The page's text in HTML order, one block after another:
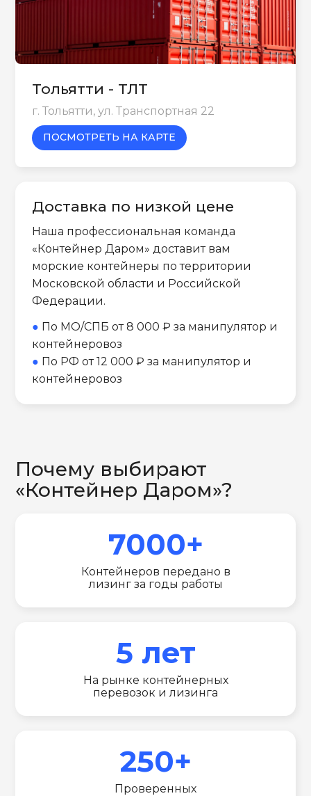
Тольятти - ТЛТ
г. Тольятти, ул. Транспортная 22
ПОСМОТРЕТЬ НА КАРТЕ
Доставка по низкой цене
Наша профессиональная команда
«Контейнер Даром» доставит вам
морские контейнеры по территории
Московской области и Российской
Федерации.
● По МО/СПБ от 8 000 ₽ за манипулятор и
контейнеровоз
● По РФ от 12 000 ₽ за манипулятор и
контейнеровоз
Почему выбирают
«Контейнер Даром»?
7000+
Контейнеров передано в
лизинг за годы работы
5 лет
На рынке контейнерных
перевозок и лизинга
250+
Проверенных